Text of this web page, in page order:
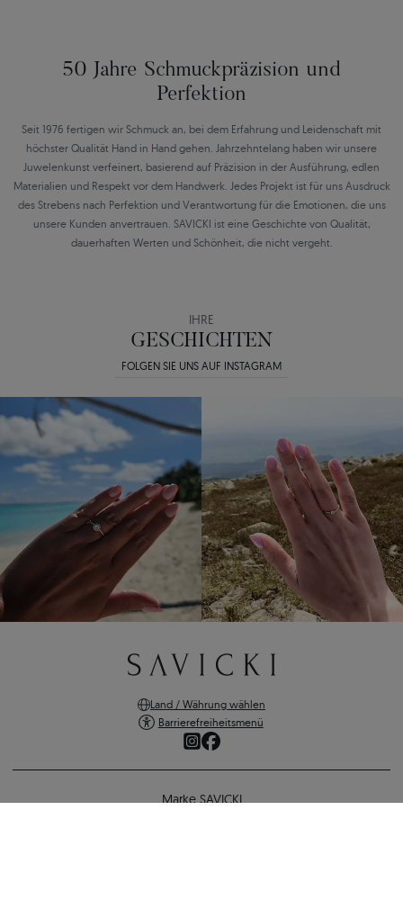
50 Jahre Schmuckpräzision und
Perfektion
Seit 1976 fertigen wir Schmuck an, bei dem Erfahrung und Leidenschaft mit
höchster Qualität Hand in Hand gehen. Jahrzehntelang haben wir unsere
Juwelenkunst verfeinert, basierend auf Präzision in der Ausführung, edlen
Materialien und Respekt vor dem Handwerk. Jedes Projekt ist für uns Ausdruck
des Strebens nach Perfektion und Verantwortung für die Emotionen, die uns
unsere Kunden anvertrauen. SAVICKI ist eine Geschichte von Qualität,
dauerhaften Werten und Schönheit, die nicht vergeht.
IHRE
GESCHICHTEN
FOLGEN SIE UNS AUF INSTAGRAM
Land / Währung wählen
Barrierefreiheitsmenü
Marke SAVICKI